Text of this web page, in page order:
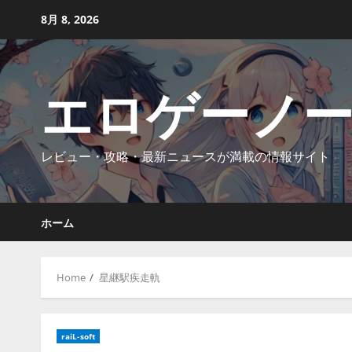
content
8月 8, 2026
エロゲーノ
レビュー・攻略・最新ニュースが満載の情報サイト
ホーム
Home 星継駅疾走軌
raiL-soft